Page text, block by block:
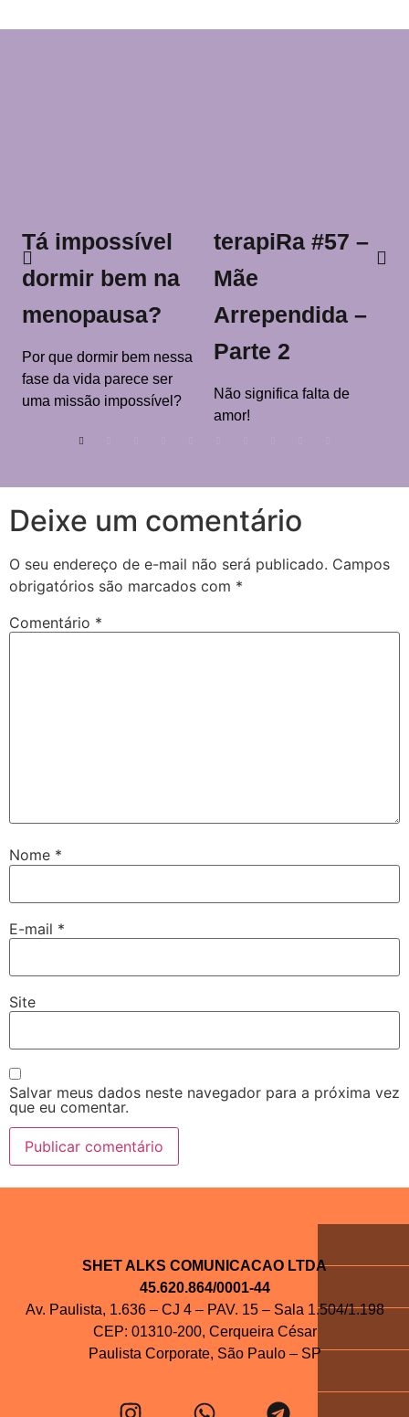
Tá impossível
dormir bem na
menopausa?
Por que dormir bem nessa
fase da vida parece ser
uma missão impossível?
terapiRa #57 –
Mãe
Arrependida –
Parte 2
Não significa falta de
amor!
Deixe um comentário
O seu endereço de e-mail não será publicado. Campos
obrigatórios são marcados com *
Comentário *
Nome *
E-mail *
Site
Salvar meus dados neste navegador para a próxima vez
que eu comentar.
SHET ALKS COMUNICACAO LTDA
45.620.864/0001-44
Av. Paulista, 1.636 – CJ 4 – PAV. 15 – Sala 1.504/1.198
CEP: 01310-200, Cerqueira César
Paulista Corporate, São Paulo – SP